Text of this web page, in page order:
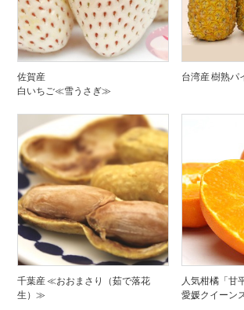
佐賀産
白いちご≪雪うさぎ≫
台湾産 樹熟パ
千葉産 ≪おおまさり（茹で落花
生）≫
人気柑橘「甘
愛媛クイーン